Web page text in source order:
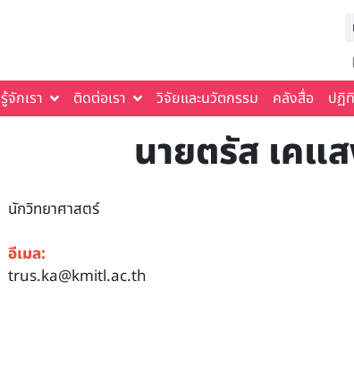
รู้จักเรา
ติดต่อเรา วิจัยและนวัตกรรม คลังสื่อ ปฏิ
นายตรัส เคแ
นักวิทยาศาสตร์
อีเมล:
trus.ka@kmitl.ac.th